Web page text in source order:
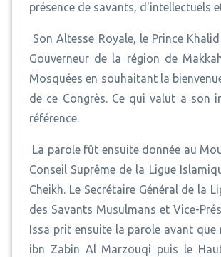
présence de savants, d'intellectuels
Son Altesse Royale, le Prince
Gouverneur de la région de
Mosquées en souhaitant la
de ce Congrès. Ce qui valut a son
référence.
La parole fût ensuite donnée au
Conseil Suprême de la Ligue
Cheikh. Le Secrétaire Général de
des Savants Musulmans et Vice-
Issa prit ensuite la parole avant
ibn Zabin Al Marzouqi puis le